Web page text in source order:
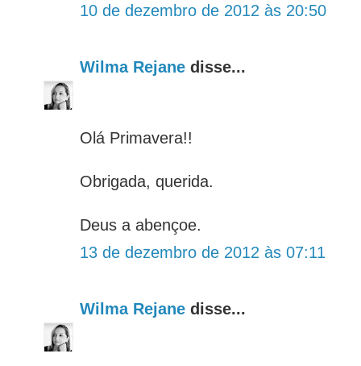
10 de dezembro de 2012 às 20:50
Wilma Rejane disse...
Olá Primavera!!
Obrigada, querida.
Deus a abençoe.
13 de dezembro de 2012 às 07:11
Wilma Rejane disse...